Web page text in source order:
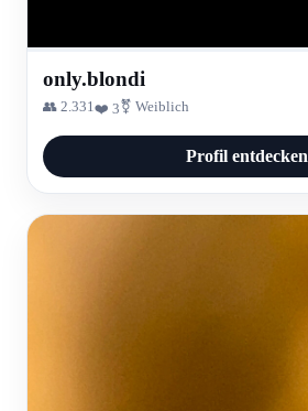
only.blondi
👥 2.331 ❤️ 3⚧ Weiblich
Profil entdecken